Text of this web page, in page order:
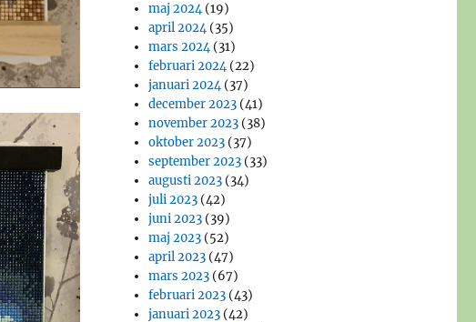
maj 2024(19)
april 2024(35)
mars 2024(31)
februari 2024(22)
januari 2024(37)
december 2023 (41)
november 2023 (38)
oktober 2023 (37)
september 2023 (33)
augusti 2023 (34)
juli 2023 (42)
juni 2023 (39)
maj 2023 (52)
april 2023 (47)
mars 2023 (67)
februari 2023 (43)
januari 2023 (42)